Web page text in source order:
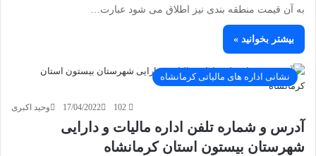
به آن قیمت منطقه بندی نیز اطلاق می شود عبارت…
بیشتر بخوانید »
نشانی اداره های مالیاتی کرمانشاه
وحید اکبری 17/04/2022
آدرس و شماره تلفن اداره مالیات و دارایی
شهرستان بیستون استان کرمانشاه